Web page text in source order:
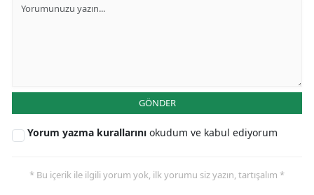
GÖNDER
Yorum yazma kurallarını okudum ve kabul ediyorum
* Bu içerik ile ilgili yorum yok, ilk yorumu siz yazın, tartışalım *